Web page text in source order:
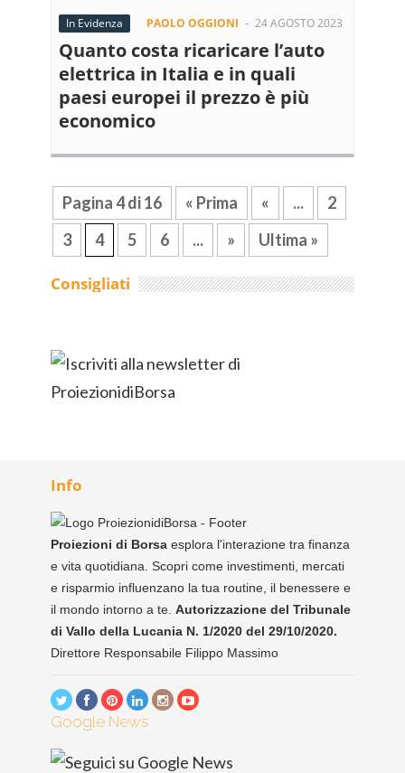
In Evidenza PAOLO OGGIONI - 24 AGOSTO 2023
Quanto costa ricaricare l’auto
elettrica in Italia e in quali
paesi europei il prezzo è più
economico
Pagina 4 di 16 « Prima « ...
2
3
4 5 6 ... » Ultima »
Consigliati
Info
Proiezioni di Borsa esplora l'interazione tra finanza
e vita quotidiana. Scopri come investimenti, mercati
e risparmio influenzano la tua routine, il benessere e
il mondo intorno a te. Autorizzazione del Tribunale
di Vallo della Lucania N. 1/2020 del 29/10/2020.
Direttore Responsabile Filippo Massimo
Google News